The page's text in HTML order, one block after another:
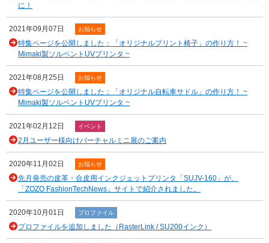
に！
2021年09月07日 お知らせ
特集ページを公開しました：「オリジナルプリント椅子」の作り方！ ~
Mimaki製ソルベントUVプリンタ ~
2021年08月25日 お知らせ
特集ページを公開しました：「オリジナル自転車サドル」の作り方！ ~
Mimaki製ソルベントUVプリンタ ~
2021年02月12日 イベント
2月ユーザー様向けバーチャルミニ展のご案内
2020年11月02日 お知らせ
先月発売の皮革・合皮用インクジェットプリンタ「SUJV-160」が、
「ZOZO FashionTechNews」サイトで紹介されました。
2020年10月01日 プロファイル
プロファイルを追加しました（RasterLink / SU200インク）